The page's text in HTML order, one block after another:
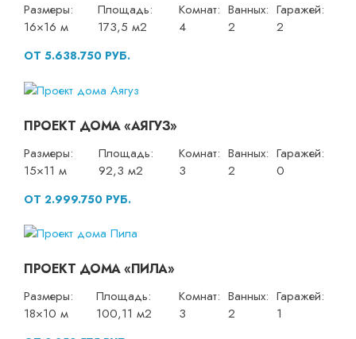
Размеры:
16×16 м
Площадь:
173,5 м2
Комнат:
4
Ванных:
2
Гаражей:
2
ОТ 5.638.750 РУБ.
ПРОЕКТ ДОМА «АЯГУЗ»
Размеры:
15×11 м
Площадь:
92,3 м2
Комнат:
3
Ванных:
2
Гаражей:
0
ОТ 2.999.750 РУБ.
ПРОЕКТ ДОМА «ПИЛА»
Размеры:
18×10 м
Площадь:
100,11 м2
Комнат:
3
Ванных:
2
Гаражей:
1